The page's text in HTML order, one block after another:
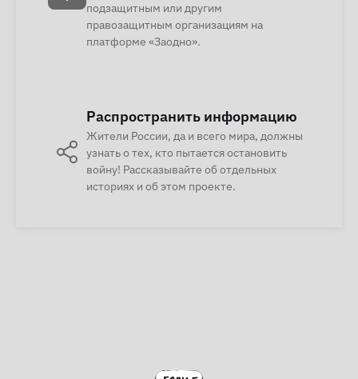
подзащитным или другим
правозащитным организациям на
платформе «Заодно».
Распространить информацию
Жители России, да и всего мира, должны
узнать о тех, кто пытается остановить
войну! Рассказывайте об отдельных
историях и об этом проекте.